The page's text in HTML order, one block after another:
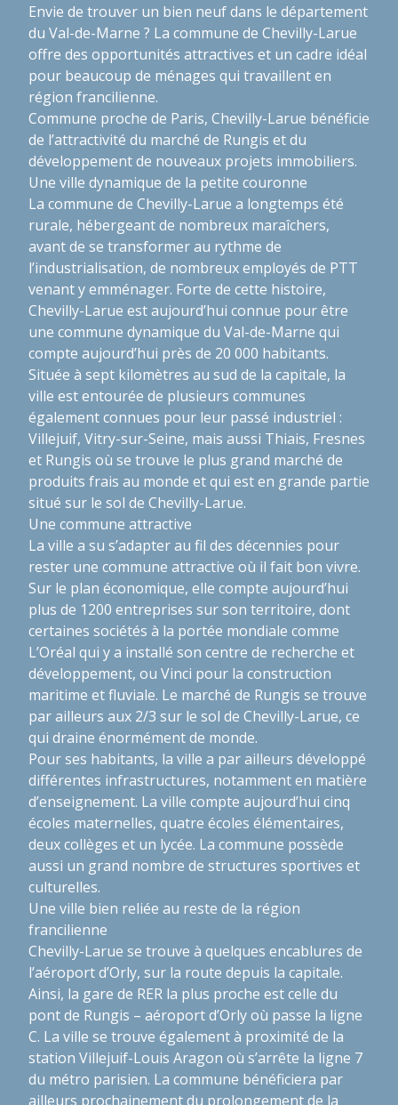
Envie de trouver un bien neuf dans le département
du Val-de-Marne ? La commune de Chevilly-Larue
offre des opportunités attractives et un cadre idéal
pour beaucoup de ménages qui travaillent en
région francilienne.
Commune proche de Paris, Chevilly-Larue bénéficie
de l’attractivité du marché de Rungis et du
développement de nouveaux projets immobiliers.
Une ville dynamique de la petite couronne
La commune de Chevilly-Larue a longtemps été
rurale, hébergeant de nombreux maraîchers,
avant de se transformer au rythme de
l’industrialisation, de nombreux employés de PTT
venant y emménager. Forte de cette histoire,
Chevilly-Larue est aujourd’hui connue pour être
une commune dynamique du Val-de-Marne qui
compte aujourd’hui près de 20 000 habitants.
Située à sept kilomètres au sud de la capitale, la
ville est entourée de plusieurs communes
également connues pour leur passé industriel :
Villejuif, Vitry-sur-Seine, mais aussi Thiais, Fresnes
et Rungis où se trouve le plus grand marché de
produits frais au monde et qui est en grande partie
situé sur le sol de Chevilly-Larue.
Une commune attractive
La ville a su s’adapter au fil des décennies pour
rester une commune attractive où il fait bon vivre.
Sur le plan économique, elle compte aujourd’hui
plus de 1200 entreprises sur son territoire, dont
certaines sociétés à la portée mondiale comme
L’Oréal qui y a installé son centre de recherche et
développement, ou Vinci pour la construction
maritime et fluviale. Le marché de Rungis se trouve
par ailleurs aux 2/3 sur le sol de Chevilly-Larue, ce
qui draine énormément de monde.
Pour ses habitants, la ville a par ailleurs développé
différentes infrastructures, notamment en matière
d’enseignement. La ville compte aujourd’hui cinq
écoles maternelles, quatre écoles élémentaires,
deux collèges et un lycée. La commune possède
aussi un grand nombre de structures sportives et
culturelles.
Une ville bien reliée au reste de la région
francilienne
Chevilly-Larue se trouve à quelques encablures de
l’aéroport d’Orly, sur la route depuis la capitale.
Ainsi, la gare de RER la plus proche est celle du
pont de Rungis – aéroport d’Orly où passe la ligne
C. La ville se trouve également à proximité de la
station Villejuif-Louis Aragon où s’arrête la ligne 7
du métro parisien. La commune bénéficiera par
ailleurs prochainement du prolongement de la